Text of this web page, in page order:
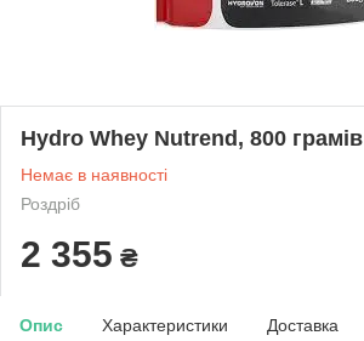
Hydro Whey Nutrend, 800 грамів
Немає в наявності
Роздріб
2 355 ₴
Опис Характеристики Доставка